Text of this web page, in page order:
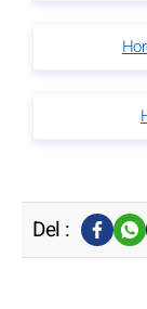
Del :